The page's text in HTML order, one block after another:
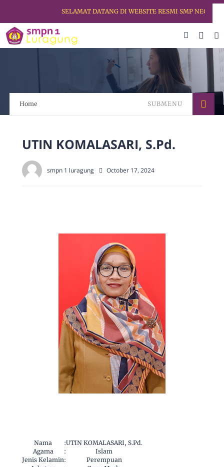
SELAMAT DATANG DI WEBSITE RESMI SMP NEGERI 1
Home SUBMENU
UTIN KOMALASARI, S.Pd.
smpn 1 luragung October 17, 2024
Nama :UTIN KOMALASARI, S.Pd.
Agama
:
Islam
Jenis Kelamin:
Perempuan